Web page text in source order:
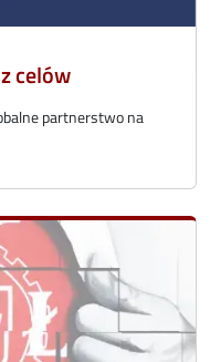
celów
partnerstwo na